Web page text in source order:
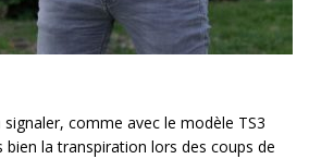
comme avec le modèle TS3
bien la transpiration lors des coups de